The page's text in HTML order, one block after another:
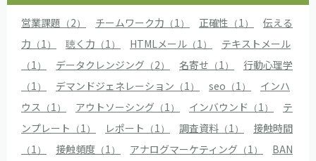
営業課題（2） チームワーク力（1） 正確性（1）
伝える
力（1）
聴く力（1） HTMLメール（1）
テキストメール
（1）
データクレンジング（2） 名寄せ（1）
行動心理学
（1）
デマンドジェネレーション（1） seo（1）
インハ
ウス（1）
アウトソーシング（1） インバウンド（1）
テ
ンプレート（1）
レポート（1） 調査資料（1）
接触時間
（1）
接触頻度（1） アナログマーケティング（1）
BAN